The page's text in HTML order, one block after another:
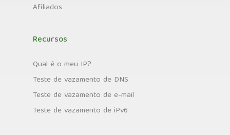
Afiliados
Recursos
Qual é o meu IP?
Teste de vazamento de DNS
Teste de vazamento de e-mail
Teste de vazamento de iPv6